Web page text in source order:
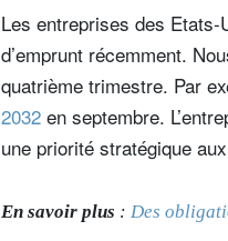
Les entreprises des
d’emprunt récemment.
quatrième trimestre. Par
2032 en septembre.
une priorité stratégique
En savoir plus : Des